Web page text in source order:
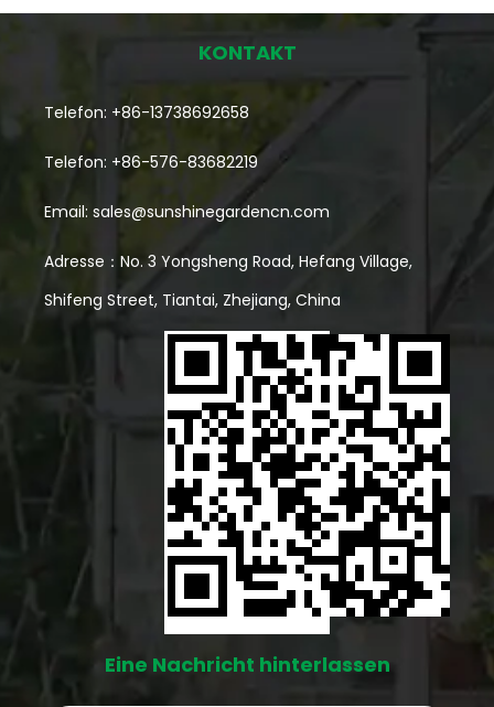
Feuchtigkeit oder schlechten Temperaturen
ausgesetzt wird, was eine Reparatur oder einen
Austausch erforderlich macht.
KONTAKT
Telefon: +86-13738692658
Telefon: +86-576-83682219
Email:sales@sunshinegardencn.com
Adresse：No. 3 Yongsheng Road, Hefang Village,
Shifeng Street, Tiantai, Zhejiang, China
Eine Nachricht hinterlassen